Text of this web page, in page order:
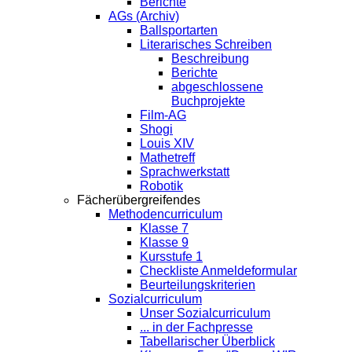
AGs (Archiv)
Ballsportarten
Literarisches Schreiben
Beschreibung
Berichte
abgeschlossene
Buchprojekte
Film-AG
Shogi
Louis XIV
Mathetreff
Sprachwerkstatt
Robotik
Fächerübergreifendes
Methodencurriculum
Klasse 7
Klasse 9
Kursstufe 1
Checkliste Anmeldeformular
Beurteilungskriterien
Sozialcurriculum
Unser Sozialcurriculum
... in der Fachpresse
Tabellarischer Überblick